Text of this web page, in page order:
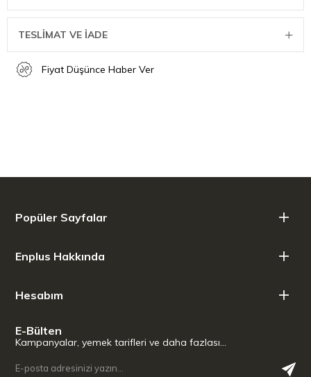
TESLİMAT VE İADE
Fiyat Düşünce Haber Ver
Popüler Sayfalar
Enplus Hakkında
Hesabım
E-Bülten
Kampanyalar, yemek tarifleri ve daha fazlası…